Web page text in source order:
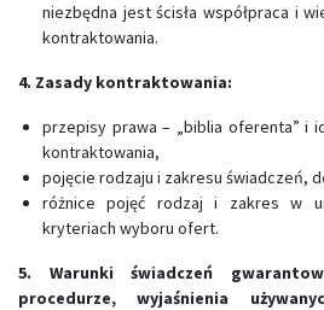
niezbędna jest ścisła współpraca i
kontraktowania.
4. Zasady kontraktowania:
przepisy prawa – „biblia oferenta” i
kontraktowania,
pojęcie rodzaju i zakresu świadczeń,
różnice pojęć rodzaj i zakres w
kryteriach wyboru ofert.
5. Warunki świadczeń
procedurze, wyjaśnienia